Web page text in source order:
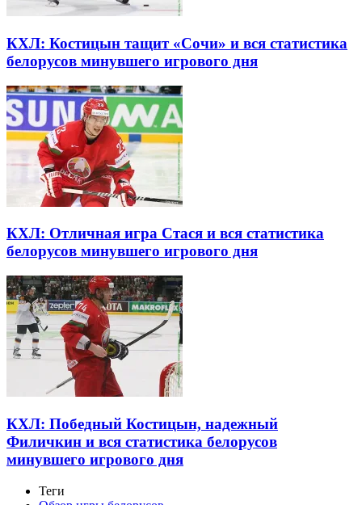
КХЛ: Костицын тащит «Сочи» и вся статистика
белорусов минувшего игрового дня
КХЛ: Отличная игра Стася и вся статистика
белорусов минувшего игрового дня
КХЛ: Победный Костицын, надежный
Филичкин и вся статистика белорусов
минувшего игрового дня
Теги